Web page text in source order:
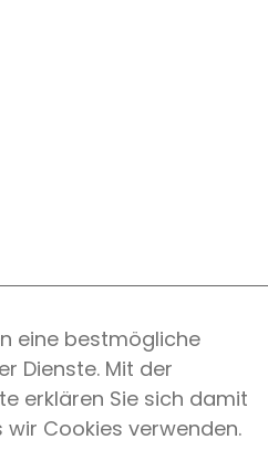
eine bestmögliche
Dienste. Mit der
erklären Sie sich damit
Cookies verwenden.